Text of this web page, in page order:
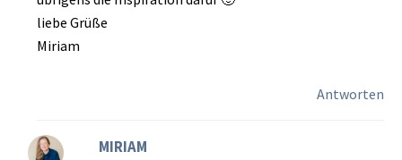
liebe Grüße
Miriam
Antworten
MIRIAM